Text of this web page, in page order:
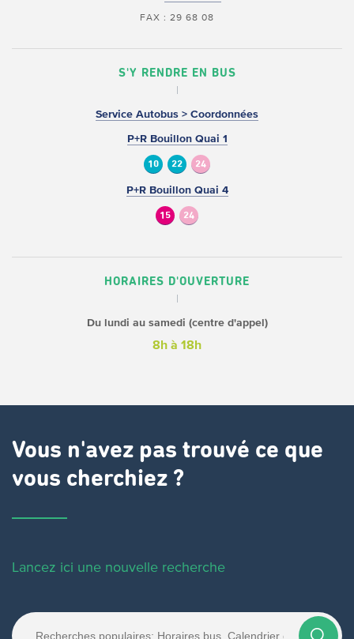
FAX : 29 68 08
S'Y RENDRE EN BUS
Service Autobus > Coordonnées
P+R Bouillon Quai 1
10 22 24
P+R Bouillon Quai 4
15 24
HORAIRES D'OUVERTURE
Du lundi au samedi (centre d'appel)
8h à 18h
Vous n'avez pas trouvé ce que
vous cherchiez ?
Lancez ici une nouvelle recherche